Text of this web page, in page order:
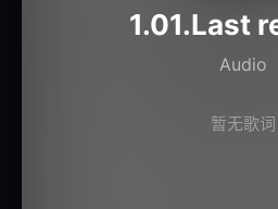
1.01.Last
Audio
暂无歌词